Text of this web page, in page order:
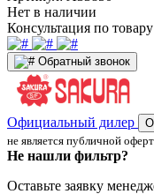
Нет в наличии
Консультация по товару
Обратный звонок
Официальный дилер
не является публичной
Не нашли фильтр?
Оставьте заявку